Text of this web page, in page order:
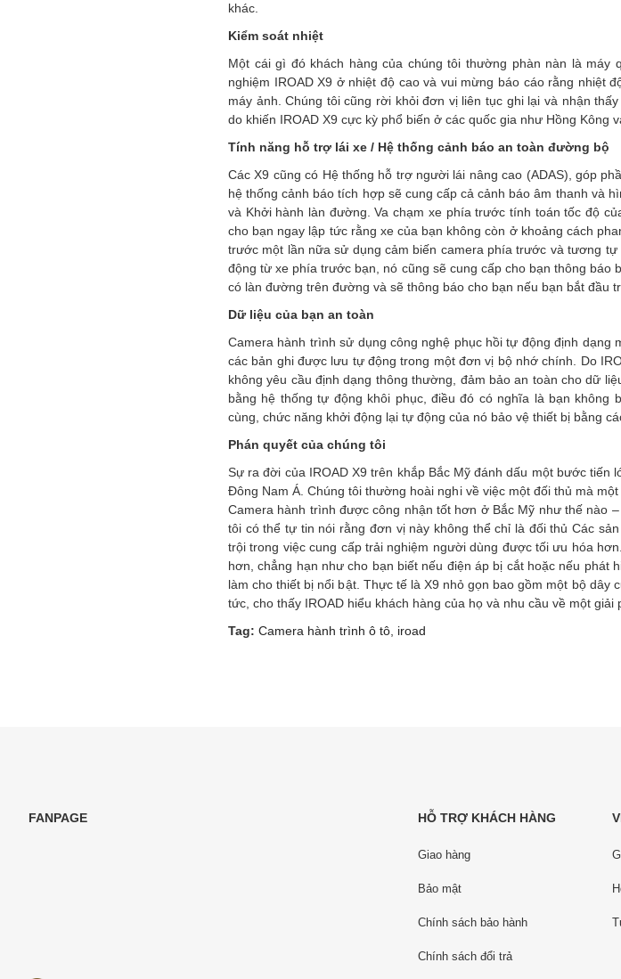
khác.
Kiểm soát nhiệt
Một cái gì đó khách hàng của chúng tôi thường phàn nàn là
nghiệm IROAD X9 ở nhiệt độ cao và vui mừng báo cáo rằng nhiệt
máy ảnh. Chúng tôi cũng rời khỏi đơn vị liên tục ghi lại và nhận
do khiến IROAD X9 cực kỳ phổ biến ở các quốc gia như Hồng Kông
Tính năng hỗ trợ lái xe / Hệ thống cảnh báo an toàn đường bộ
Các X9 cũng có Hệ thống hỗ trợ người lái nâng cao (ADAS), góp
hệ thống cảnh báo tích hợp sẽ cung cấp cả cảnh báo âm thanh và
và Khởi hành làn đường. Va chạm xe phía trước tính toán tốc độ
cho bạn ngay lập tức rằng xe của bạn không còn ở khoảng cách
trước một lần nữa sử dụng cảm biến camera phía trước và tương
động từ xe phía trước bạn, nó cũng sẽ cung cấp cho bạn thông
có làn đường trên đường và sẽ thông báo cho bạn nếu bạn bắt đầu
Dữ liệu của bạn an toàn
Camera hành trình sử dụng công nghệ phục hồi tự động định
các bản ghi được lưu tự động trong một đơn vị bộ nhớ chính. Do
không yêu cầu định dạng thông thường, đảm bảo an toàn cho dữ
bằng hệ thống tự động khôi phục, điều đó có nghĩa là bạn không
cùng, chức năng khởi động lại tự động của nó bảo vệ thiết bị bằng
Phán quyết của chúng tôi
Sự ra đời của IROAD X9 trên khắp Bắc Mỹ đánh dấu một bước
Đông Nam Á. Chúng tôi thường hoài nghi về việc một đối thủ mà
Camera hành trình được công nhận tốt hơn ở Bắc Mỹ như thế nào
tôi có thể tự tin nói rằng đơn vị này không thể chỉ là đối thủ Các
trội trong việc cung cấp trải nghiệm người dùng được tối ưu hóa
hơn, chẳng hạn như cho bạn biết nếu điện áp bị cắt hoặc nếu phát
làm cho thiết bị nổi bật. Thực tế là X9 nhỏ gọn bao gồm một bộ
tức, cho thấy IROAD hiểu khách hàng của họ và nhu cầu về một giải
Tag: Camera hành trình ô tô iroad
FANPAGE HỖ TRỢ KHÁCH HÀNG
Giao hàng
Bảo mật
Chính sách bảo hành
Chính sách đổi trả